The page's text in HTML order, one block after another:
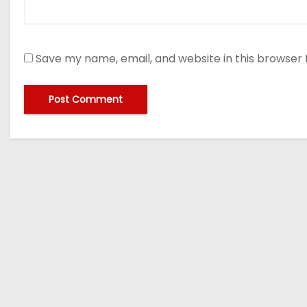
Save my name, email, and website in this